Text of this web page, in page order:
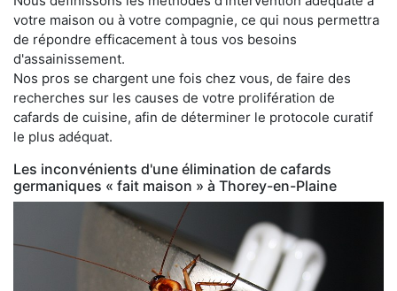
votre maison ou à votre compagnie, ce qui nous permettra
de répondre efficacement à tous vos besoins
d'assainissement.
Nos pros se chargent une fois chez vous, de faire des
recherches sur les causes de votre prolifération de
cafards de cuisine, afin de déterminer le protocole curatif
le plus adéquat.
Les inconvénients d'une élimination de cafards
germaniques « fait maison » à Thorey-en-Plaine